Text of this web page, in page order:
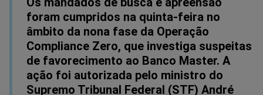
foram cumpridos na quinta-feira no
âmbito da nona fase da Operação
Compliance Zero, que investiga suspeitas
de favorecimento ao Banco Master. A
ação foi autorizada pelo ministro do
Supremo Tribunal Federal (STF) André